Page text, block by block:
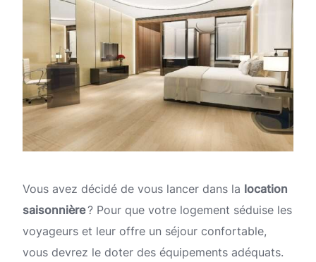
Vous avez décidé de vous lancer dans la location
saisonnière? Pour que votre logement séduise les
voyageurs et leur offre un séjour confortable,
vous devrez le doter des équipements adéquats.